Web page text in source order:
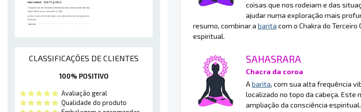
CLASSIFICAÇÕES DE CLIENTES
100% POSITIVO
Avaliação geral
Qualidade do produto
coisas que nos rodeiam e das
ajudar numa exploração mais
resumo, combinar a barita com o Chakra do
espiritual.
SAHASRARA
Chacra da coroa
Abarita, com sua alta frequência
localizado no topo da cabeça.
ampliação da consciência